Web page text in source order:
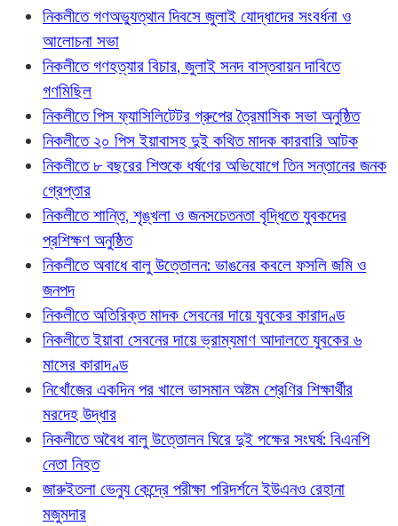
নিকলীতে গণঅভ্যুত্থান দিবসে জুলাই যোদ্ধাদের সংবর্ধনা ও
আলোচনা সভা
নিকলীতে গণহত্যার বিচার, জুলাই সনদ বাস্তবায়ন দাবিতে
গণমিছিল
নিকলীতে পিস ফ্যাসিলিটেটর গ্রুপের ত্রৈমাসিক সভা অনুষ্ঠিত
নিকলীতে ২০ পিস ইয়াবাসহ দুই কথিত মাদক কারবারি আটক
নিকলীতে ৮ বছরের শিশুকে ধর্ষণের অভিযোগে তিন সন্তানের জনক
গ্রেপ্তার
নিকলীতে শান্তি, শৃঙ্খলা ও জনসচেতনতা বৃদ্ধিতে যুবকদের
প্রশিক্ষণ অনুষ্ঠিত
নিকলীতে অবাধে বালু উত্তোলন: ভাঙনের কবলে ফসলি জমি ও
জনপদ
নিকলীতে অতিরিক্ত মাদক সেবনের দায়ে যুবকের কারাদণ্ড
নিকলীতে ইয়াবা সেবনের দায়ে ভ্রাম্যমাণ আদালতে যুবকের ৬
মাসের কারাদণ্ড
নিখোঁজের একদিন পর খালে ভাসমান অষ্টম শ্রেণির শিক্ষার্থীর
মরদেহ উদ্ধার
নিকলীতে অবৈধ বালু উত্তোলন ঘিরে দুই পক্ষের সংঘর্ষ: বিএনপি
নেতা নিহত
জারুইতলা ভেন্যু কেন্দ্রে পরীক্ষা পরিদর্শনে ইউএনও রেহানা
মজুমদার